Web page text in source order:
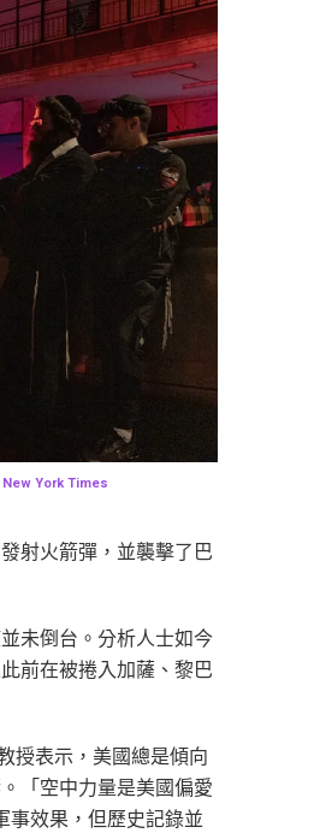
New York Times
射火箭彈，並襲擊了巴
未倒台。分析人士如今
前在被捲入加薩、黎巴
授表示，美國總是傾向
「空中力量是美國偏愛
事效果，但歷史記錄並